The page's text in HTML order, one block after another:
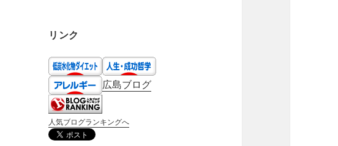
リンク
広島ブログ
人気ブログランキングへ